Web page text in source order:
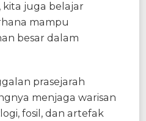
kita juga belajar
mampu
besar dalam
prasejarah
menjaga warisan
fosil, dan artefak